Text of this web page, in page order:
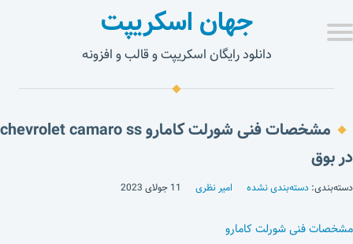
جهان اسکریپت
دانلود رایگان اسکریپت و قالب و افزونه
مشخصات فنی شورلت کامارو chevrolet camaro ss
در بوق
دسته‌بندی: دسته‌بندی نشده امیر نظری 11 جولای 2023
مشخصات فنی شورلت کامارو